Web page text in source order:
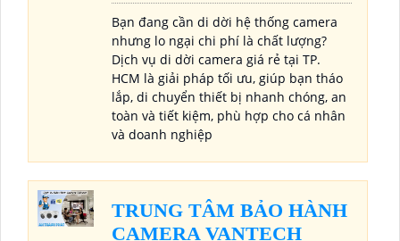
Bạn đang cần di dời hệ thống camera
nhưng lo ngại chi phí là chất lượng?
Dịch vụ di dời camera giá rẻ tại TP.
HCM là giải pháp tối ưu, giúp bạn tháo
lắp, di chuyển thiết bị nhanh chóng, an
toàn và tiết kiệm, phù hợp cho cá nhân
và doanh nghiệp
TRUNG TÂM BẢO HÀNH
CAMERA VANTECH